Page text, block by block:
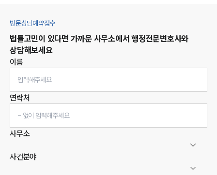
방문상담예약접수
법률고민이 있다면 가까운 사무소에서 행정전문변호사와
상담해보세요
이름
연락처
사무소
사건분야